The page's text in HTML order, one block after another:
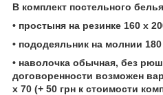
В комплект постельного белья
• простыня на резинке 160 х
• пододеяльник на молнии 180
• наволочка обычная, без
договоренности возможен
х 70 (+ 50 грн к стоимости